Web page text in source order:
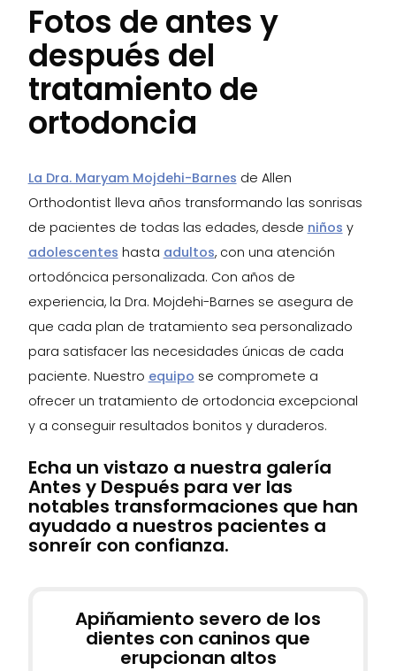
Fotos de antes y
después del
tratamiento de
ortodoncia
La Dra. Maryam Mojdehi-Barnes de Allen
Orthodontist lleva años transformando las sonrisas
de pacientes de todas las edades, desde niños y
adolescentes hasta adultos, con una atención
ortodóncica personalizada. Con años de
experiencia, la Dra. Mojdehi-Barnes se asegura de
que cada plan de tratamiento sea personalizado
para satisfacer las necesidades únicas de cada
paciente. Nuestro equipo se compromete a
ofrecer un tratamiento de ortodoncia excepcional
y a conseguir resultados bonitos y duraderos.
Echa un vistazo a nuestra galería
Antes y Después para ver las
notables transformaciones que han
ayudado a nuestros pacientes a
sonreír con confianza.
Apiñamiento severo de los
dientes con caninos que
erupcionan altos